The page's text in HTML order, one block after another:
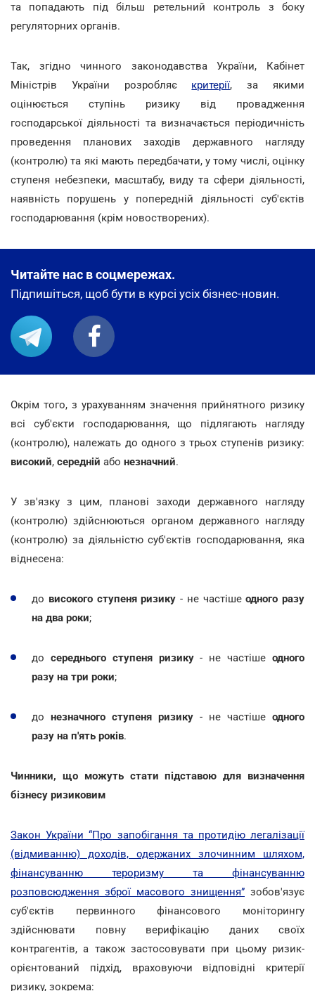
та попадають під більш ретельний контроль з боку
регуляторних органів.
Так, згідно чинного законодавства України, Кабінет
Міністрів України розробляє критерії, за якими
оцінюється ступінь ризику від провадження
господарської діяльності та визначається періодичність
проведення планових заходів державного нагляду
(контролю) та які мають передбачати, у тому числі, оцінку
ступеня небезпеки, масштабу, виду та сфери діяльності,
наявність порушень у попередній діяльності суб'єктів
господарювання (крім новостворених).
Читайте нас в соцмережах.
Підпишіться, щоб бути в курсі усіх бізнес-новин.
Окрім того, з урахуванням значення прийнятного ризику
всі суб'єкти господарювання, що підлягають нагляду
(контролю), належать до одного з трьох ступенів ризику:
високий, середній або незначний.
У зв'язку з цим, планові заходи державного нагляду
(контролю) здійснюються органом державного нагляду
(контролю) за діяльністю суб'єктів господарювання, яка
віднесена:
до високого ступеня ризику - не частішеодного разу
на два роки;
до середнього ступеня ризику- не частішеодного
разу на три роки;
до незначного ступеня ризику - не частіше одного
разу на п'ять років.
Чинники, що можуть стати підставою для визначення
бізнесу ризиковим
Закон України “Про запобігання та протидію легалізації
(відмиванню) доходів, одержаних злочинним шляхом,
фінансуванню тероризму та фінансуванню
розповсюдження зброї масового знищення” зобов'язує
суб'єктів первинного фінансового моніторингу
здійснювати повну верифікацію даних своїх
контрагентів, а також застосовувати при цьому ризик-
орієнтований підхід, враховуючи відповідні критерії
ризику, зокрема: